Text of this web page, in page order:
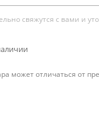
свяжутся с вами и
может отличаться от